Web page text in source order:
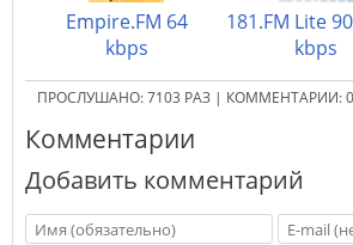
Empire.FM 64
kbps
181.FM Lite
kbps
ПРОСЛУШАНО:7103 РАЗ | КОММЕНТАРИИ:0
Комментарии
Добавить комментарий